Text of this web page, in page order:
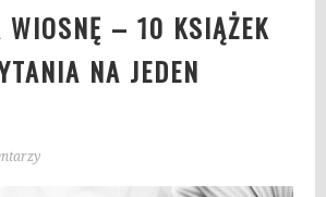
WIOSNĘ – 10 KSIĄŻEK
NA JEDEN